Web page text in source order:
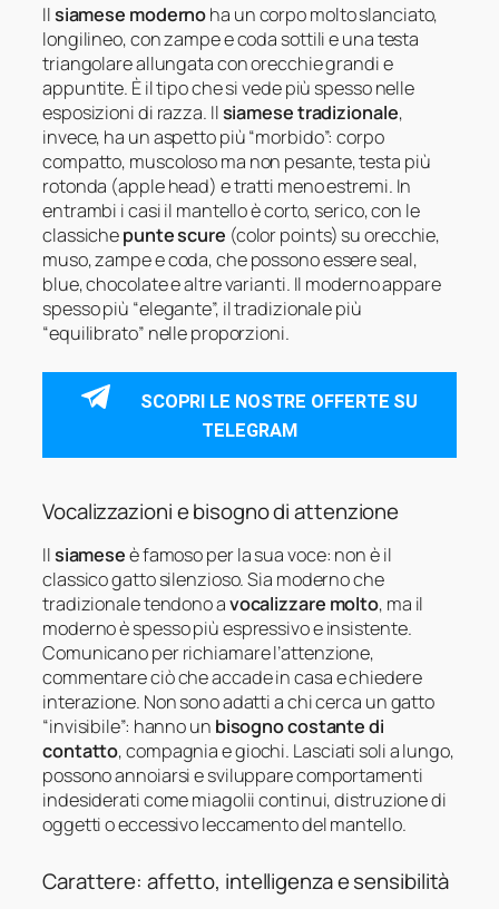
Ilsiamese modernoha un corpo molto slanciato,
longilineo, con zampe e coda sottili e una testa
triangolare allungata con orecchie grandi e
appuntite. È il tipo che si vede più spesso nelle
esposizioni di razza. Ilsiamese tradizionale,
invece, ha un aspetto più “morbido”: corpo
compatto, muscoloso ma non pesante, testa più
rotonda (apple head) e tratti meno estremi. In
entrambi i casi il mantello è corto, serico, con le
classichepunte scure (color points) su orecchie,
muso, zampe e coda, che possono essere seal,
blue, chocolate e altre varianti. Il moderno appare
spesso più “elegante”, il tradizionale più
“equilibrato” nelle proporzioni.
SCOPRI LE NOSTRE OFFERTE SU
TELEGRAM
Vocalizzazioni e bisogno di attenzione
Ilsiameseè famoso per la sua voce: non è il
classico gatto silenzioso. Sia moderno che
tradizionale tendono avocalizzare molto, ma il
moderno è spesso più espressivo e insistente.
Comunicano per richiamare l’attenzione,
commentare ciò che accade in casa e chiedere
interazione. Non sono adatti a chi cerca un gatto
“invisibile”: hanno un bisogno costante di
contatto, compagnia e giochi. Lasciati soli a lungo,
possono annoiarsi e sviluppare comportamenti
indesiderati come miagolii continui, distruzione di
oggetti o eccessivo leccamento del mantello.
Carattere: affetto, intelligenza e sensibilità